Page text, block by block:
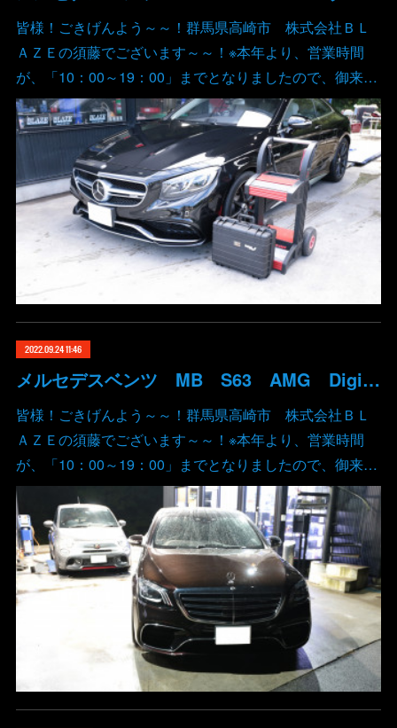
皆様！ごきげんよう～～！群馬県高崎市 株式会社ＢＬ
ＡＺＥの須藤でございます～～！※本年より、営業時間
が、「10：00～19：00」までとなりましたので、御来…
2022.09.24 11:46
メルセデスベンツ MB S63 AMG DigitalSpeed デジタルスピード ECUチューン バブリング コーディング 群馬 高崎
皆様！ごきげんよう～～！群馬県高崎市 株式会社ＢＬ
ＡＺＥの須藤でございます～～！※本年より、営業時間
が、「10：00～19：00」までとなりましたので、御来…